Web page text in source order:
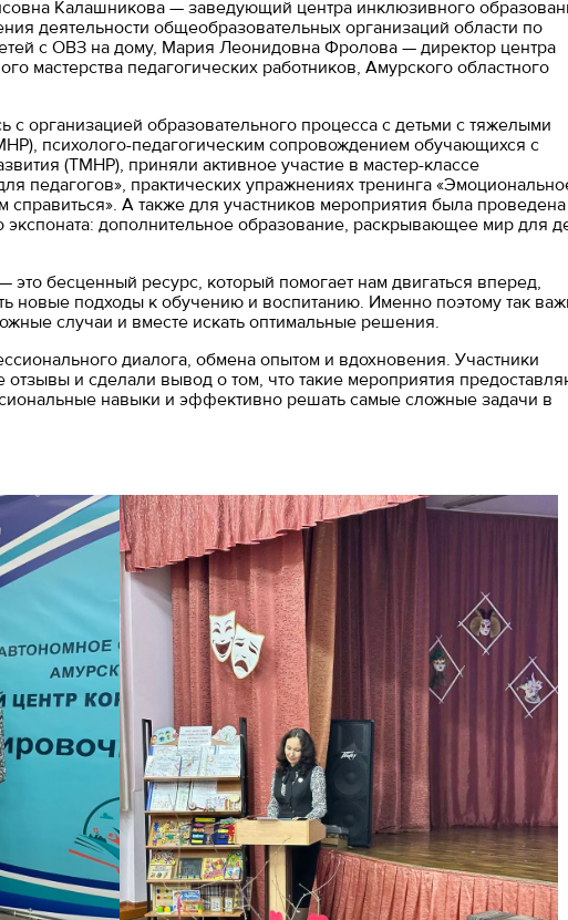
Калашникова — заведующий центра инклюзивного
деятельности общеобразовательных организаций области по
с ОВЗ на дому, Мария Леонидовна Фролова — директор центра
мастерства педагогических работников, Амурского областного
с организацией образовательного процесса с детьми с тяжелыми
психолого-педагогическим сопровождением обучающихся с
(ТМНР), приняли активное участие в мастер-классе
педагогов», практических упражнениях тренинга
справиться». А также для участников мероприятия была проведена
дополнительное образование, раскрывающее мир для
это бесценный ресурс, который помогает нам двигаться вперед,
новые подходы к обучению и воспитанию. Именно поэтому так
случаи и вместе искать оптимальные решения.
диалога, обмена опытом и вдохновения. Участники
и сделали вывод о том, что такие мероприятия
навыки и эффективно решать самые сложные задачи в